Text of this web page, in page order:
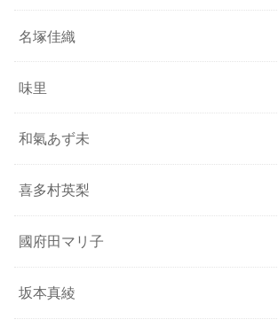
名塚佳織
味里
和氣あず未
喜多村英梨
國府田マリ子
坂本真綾